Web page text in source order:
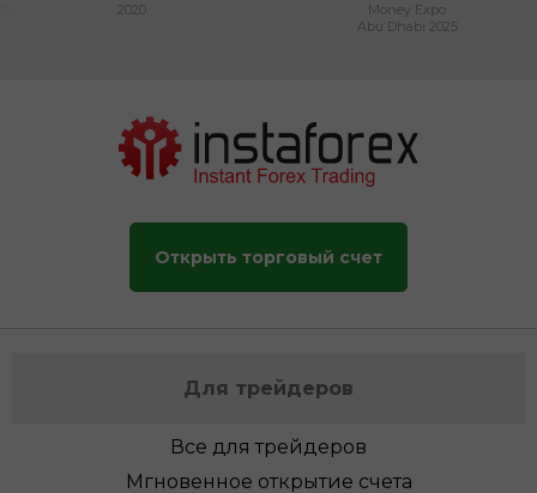
2020
Money Expo
Abu Dhabi 2025
Открыть торговый счет
Для трейдеров
Все для трейдеров
Мгновенное открытие счета